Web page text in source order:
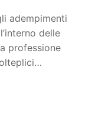
adempimenti
delle
professione